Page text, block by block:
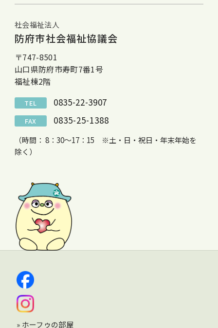
社会福祉法人
防府市社会福祉協議会
〒747-8501
山口県防府市寿町7番1号
福祉棟2階
TEL 0835-22-3907
FAX 0835-25-1388
（時間： 8：30～17：15 ※土・日・祝日・年末年始を
除く）
» ホーフゥの部屋